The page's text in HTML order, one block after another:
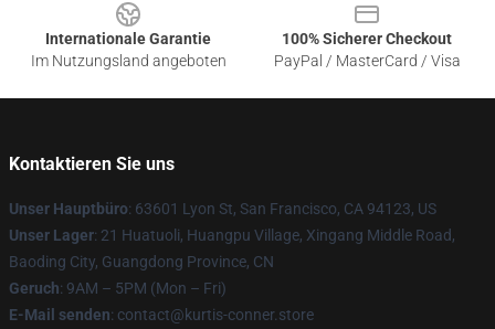
Internationale Garantie
Im Nutzungsland angeboten
100% Sicherer Checkout
PayPal / MasterCard / Visa
Kontaktieren Sie uns
Unser Hauptbüro: 63601 Lyon St, San Francisco, CA 94123, US
Unser Lager: 21 Huatuoli, Huangpu Village, Xingang Middle Road,
Baoding City, Guangdong Province, CN
Geruch: 9AM – 5PM (Mon – Fri)
E-Mail senden: contact@kurtis-conner.store